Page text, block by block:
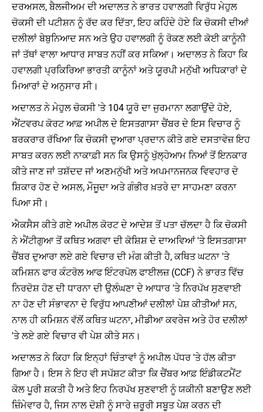
ਦਰਅਸਲ, ਬੈਲਜੀਅਮ ਦੀ ਅਦਾਲਤ ਨੇ ਭਾਰਤ ਹਵਾਲਗੀ ਵਿਰੁੱਧ ਮੇਹੁਲ
ਚੋਕਸੀ ਦੀ ਪਟੀਸ਼ਨ ਨੂੰ ਰੱਦ ਕਰ ਦਿੱਤਾ, ਇਹ ਕਹਿੰਦੇ ਹੋਏ ਕਿ ਚੋਕਸੀ ਦੀਆਂ
ਦਲੀਲਾਂ ਬੇਬੁਨਿਆਦ ਸਨ ਅਤੇ ਉਹ ਹਵਾਲਗੀ ਨੂੰ ਰੋਕਣ ਲਈ ਕੋਈ ਕਾਨੂੰਨੀ
ਜਾਂ ਤੱਥਾਂ ਵਾਲਾ ਆਧਾਰ ਸਾਬਤ ਨਹੀਂ ਕਰ ਸਕਿਆ। ਅਦਾਲਤ ਨੇ ਕਿਹਾ ਕਿ
ਹਵਾਲਗੀ ਪ੍ਰਕਿਰਿਆ ਭਾਰਤੀ ਕਾਨੂੰਨਾਂ ਅਤੇ ਯੂਰਪੀ ਮਨੁੱਖੀ ਅਧਿਕਾਰਾਂ ਦੇ
ਮਿਆਰਾਂ ਦੇ ਅਨੁਸਾਰ ਸੀ।
ਅਦਾਲਤ ਨੇ ਮੇਹੁਲ ਚੋਕਸੀ 'ਤੇ 104 ਯੂਰੋ ਦਾ ਜੁਰਮਾਨਾ ਲਗਾਉਂਦੇ ਹੋਏ,
ਐਂਟਵਰਪ ਕੋਰਟ ਆਫ਼ ਅਪੀਲ ਦੇ ਇਸਤਗਾਸਾ ਚੈਂਬਰ ਦੇ ਇਸ ਵਿਚਾਰ ਨੂੰ
ਬਰਕਰਾਰ ਰੱਖਿਆ ਕਿ ਚੋਕਸੀ ਦੁਆਰਾ ਪ੍ਰਦਾਨ ਕੀਤੇ ਗਏ ਦਸਤਾਵੇਜ਼ ਇਹ
ਸਾਬਤ ਕਰਨ ਲਈ ਨਾਕਾਫ਼ੀ ਸਨ ਕਿ ਉਸਨੂੰ ਖੁੱਲ੍ਹੇਆਮ ਨਿਆਂ ਤੋਂ ਇਨਕਾਰ
ਕੀਤੇ ਜਾਣ ਜਾਂ ਤਸ਼ੱਦਦ ਜਾਂ ਅਣਮਨੁੱਖੀ ਅਤੇ ਅਪਮਾਨਜਨਕ ਵਿਵਹਾਰ ਦੇ
ਸ਼ਿਕਾਰ ਹੋਣ ਦੇ ਅਸਲ, ਮੌਜੂਦਾ ਅਤੇ ਗੰਭੀਰ ਖ਼ਤਰੇ ਦਾ ਸਾਹਮਣਾ ਕਰਨਾ
ਪਿਆ ਸੀ।
ਐਕਸੈਸ ਕੀਤੇ ਗਏ ਅਪੀਲ ਕੋਰਟ ਦੇ ਆਦੇਸ਼ ਤੋਂ ਪਤਾ ਚੱਲਦਾ ਹੈ ਕਿ ਚੋਕਸੀ
ਨੇ ਐਂਟੀਗੁਆ ਤੋਂ ਕਥਿਤ ਅਗਵਾ ਦੀ ਕੋਸ਼ਿਸ਼ ਦੇ ਦਾਅਵਿਆਂ 'ਤੇ ਇਸਤਗਾਸਾ
ਚੈਂਬਰ ਦੁਆਰਾ ਲਏ ਗਏ ਵਿਚਾਰ ਦੀ ਮੰਗ ਕੀਤੀ ਹੈ, ਕਥਿਤ ਘਟਨਾ 'ਤੇ
ਕਮਿਸ਼ਨ ਫਾਰ ਕੰਟਰੋਲ ਆਫ ਇੰਟਰਪੋਲ ਫਾਈਲਜ਼ (CCF) ਨੇ ਭਾਰਤ ਵਿੱਚ
ਨਿਰਦੋਸ਼ ਹੋਣ ਦੀ ਧਾਰਨਾ ਦੀ ਉਲੰਘਣਾ ਦੇ ਆਧਾਰ 'ਤੇ ਨਿਰਪੱਖ ਸੁਣਵਾਈ
ਨਾ ਹੋਣ ਦੀ ਸੰਭਾਵਨਾ ਦੇ ਵਿਰੁੱਧ ਆਪਣੀਆਂ ਦਲੀਲਾਂ ਪੇਸ਼ ਕੀਤੀਆਂ ਸਨ,
ਨਾਲ ਹੀ ਕਮਿਸ਼ਨ ਵੱਲੋਂ ਕਥਿਤ ਘਟਨਾ, ਮੀਡੀਆ ਕਵਰੇਜ ਅਤੇ ਹੋਰ ਦਲੀਲਾਂ
'ਤੇ ਲਏ ਗਏ ਵਿਚਾਰ ਵੀ ਪੇਸ਼ ਕੀਤੇ ਸਨ।
ਅਦਾਲਤ ਨੇ ਕਿਹਾ ਕਿ ਇਨ੍ਹਾਂ ਚਿੰਤਾਵਾਂ ਨੂੰ ਅਪੀਲ ਪੱਧਰ 'ਤੇ ਹੱਲ ਕੀਤਾ
ਗਿਆ ਹੈ। ਇਸ ਨੇ ਇਹ ਵੀ ਸਪੱਸ਼ਟ ਕੀਤਾ ਕਿ ਚੈਂਬਰ ਆਫ਼ ਇੰਡੀਕਟਮੈਂਟ
ਕੋਲ ਪੂਰੀ ਸ਼ਕਤੀ ਹੈ ਅਤੇ ਇਹ ਨਿਰਪੱਖ ਸੁਣਵਾਈ ਨੂੰ ਯਕੀਨੀ ਬਣਾਉਣ ਲਈ
ਜ਼ਿੰਮੇਵਾਰ ਹੈ, ਜਿਸ ਨਾਲ ਦੋਸ਼ੀ ਨੂੰ ਸਾਰੇ ਜ਼ਰੂਰੀ ਸਬੂਤ ਪੇਸ਼ ਕਰਨ ਦੀ